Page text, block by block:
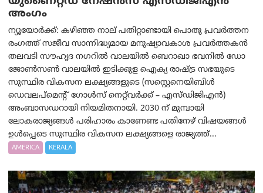
അംഗം
ന്യൂയോര്‍ക്ക്: കഴിഞ്ഞ നാല് പതിറ്റാണ്ടായി പൊതു പ്രവർത്തന
രംഗത്ത് സജീവ സാന്നിദ്ധ്യമായ മനുഷ്യാവകാശ പ്രവർത്തകൻ
തലവടി സൗഹൃദ നഗറിൽ വാലയിൽ ബെറാഖാ ഭവനിൽ ഡോ
ജോൺസൺ വാലയിൽ ഇടിക്കുള ഐക്യ രാഷ്ട്ര സഭയുടെ
സുസ്ഥിര വികസന ലക്ഷ്യങ്ങളുടെ (സസ്റ്റെനെയിബിൾ
ഡെവലപ്‌മെന്റ് ഗോൾസ് നെറ്റ്‌വർക്ക് – എസ്ഡിജിഎൻ)
അംബാസഡറായി നിയമിതനായി. 2030 ന് മുമ്പായി
ലോകരാജ്യങ്ങൾ പരിഹാരം കാണേണ്ട പതിനേഴ് വിഷയങ്ങൾ
ഉൾപ്പെടെ സുസ്ഥിര വികസന ലക്ഷ്യങ്ങളെ രാജ്യത്ത്...
AMERICA KERALA